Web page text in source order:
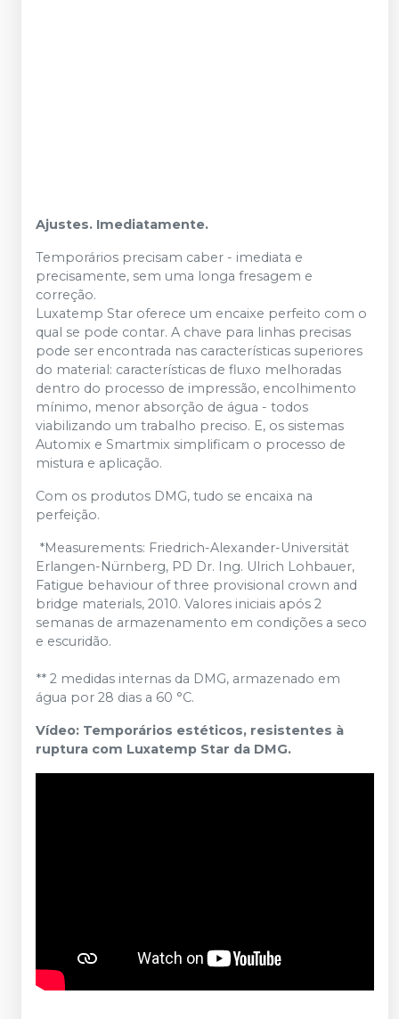
Ajustes. Imediatamente.
Temporários precisam caber - imediata e
precisamente, sem uma longa fresagem e
correção.
Luxatemp Star oferece um encaixe perfeito com o
qual se pode contar. A chave para linhas precisas
pode ser encontrada nas características superiores
do material: características de fluxo melhoradas
dentro do processo de impressão, encolhimento
mínimo, menor absorção de água - todos
viabilizando um trabalho preciso. E, os sistemas
Automix e Smartmix simplificam o processo de
mistura e aplicação.
Com os produtos DMG, tudo se encaixa na
perfeição.
*Measurements: Friedrich-Alexander-Universität
Erlangen-Nürnberg, PD Dr. Ing. Ulrich Lohbauer,
Fatigue behaviour of three provisional crown and
bridge materials, 2010. Valores iniciais após 2
semanas de armazenamento em condições a seco
e escuridão.
** 2 medidas internas da DMG, armazenado em
água por 28 dias a 60 °C.
Vídeo: Temporários estéticos, resistentes à
ruptura com Luxatemp Star da DMG.